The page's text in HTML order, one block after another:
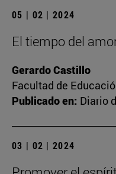
05 | 02 | 2024
El tiempo del
Gerardo Castillo
Facultad de
Publicado en: Diario
03 | 02 | 2024